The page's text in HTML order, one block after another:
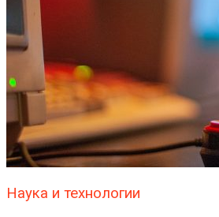
Наука и технологии